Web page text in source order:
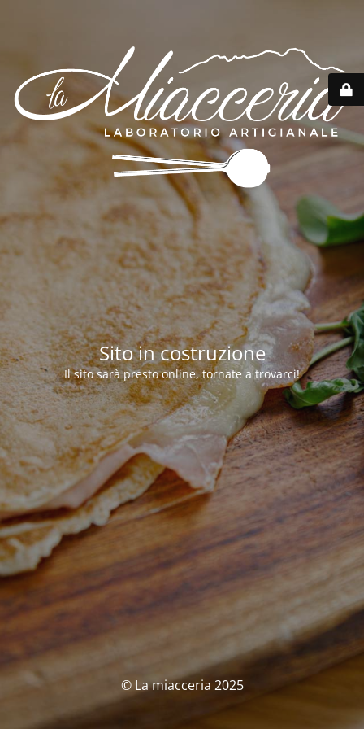
Sito in costruzione
Il sito sarà presto online, tornate a trovarci!
© La miacceria 2025